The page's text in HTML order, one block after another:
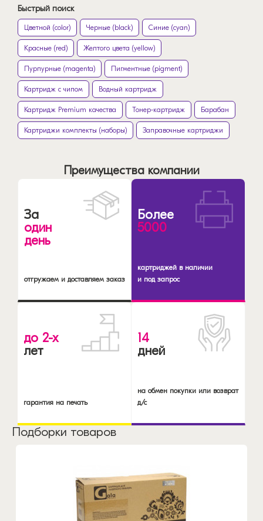
Быстрый поиск
Цветной (color) Черные (black) Синие (cyan)
Красные (red) Желтого цвета (yellow)
Пурпурные (magenta) Пигментные (pigment)
Картридж с чипом Водный картридж
Картридж Premium качества Тонер-картридж Барабан
Картриджи комплекты (наборы) Заправочные картриджи
Преимущества компании
За
один
день
отгружаем и доставляем заказ
Более
5000
картриджей в наличии
и под запрос
до 2-х
лет
гарантия на печать
14
дней
на обмен покупки или возврат
д/с
Подборки товаров